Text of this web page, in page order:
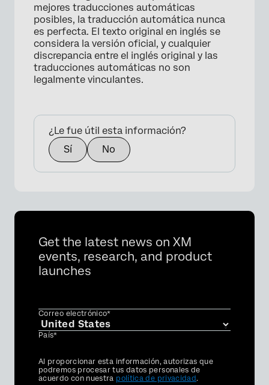
mejores traducciones automáticas
posibles, la traducción automática nunca
es perfecta. El texto original en inglés se
considera la versión oficial, y cualquier
discrepancia entre el inglés original y las
traducciones automáticas no son
legalmente vinculantes.
¿Le fue útil esta información?
Sí
No
Get the latest news on XM
events, research, and product
launches
Correo electrónico*
País*
Privacy
Optin
Al proporcionar esta información, autorizas que
podremos procesar tus datos personales de
acuerdo con nuestra política de privacidad.